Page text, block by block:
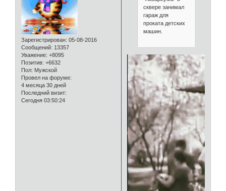
Зарегистрирован: 05-08-2016
Сообщений: 13357
Уважение: +8095
Позитив: +6632
Пол: Мужской
Провел на форуме:
4 месяца 30 дней
Последний визит:
Сегодня 03:50:24
сквере занимал
гараж для
проката детских
машин.